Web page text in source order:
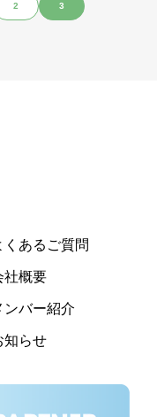
2 3
くあるご質問
社概要
ンバー紹介
知らせ